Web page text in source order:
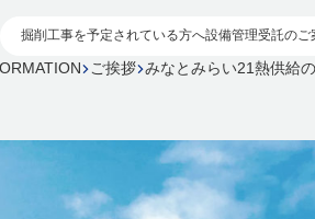
掘削工事を予定されている方へ設備管理受託のご
ご挨拶 みなとみらい21熱供給